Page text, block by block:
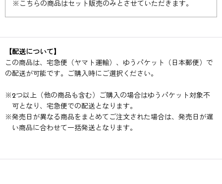
※ こちらの商品はセット販売のみとさせていただきます。
【配送について】
この商品は、宅急便（ヤマト運輸）、ゆうパケット（日本郵便）で
の配送が可能です。ご購入時にご選択ください。
※2つ以上（他の商品も含む）ご購入の場合はゆうパケット対象不
可となり、宅急便での配送となります。
※発売日が異なる商品をまとめてご注文された場合は、発売日が遅
い商品に合わせて一括発送となります。